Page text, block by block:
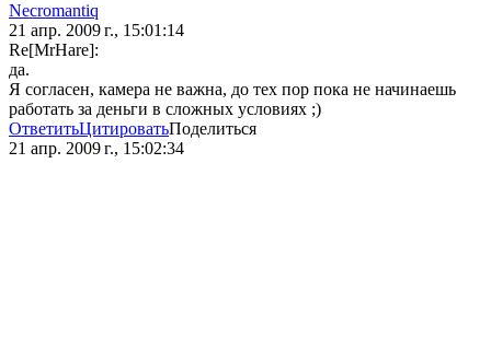
Necromantiq
21 апр. 2009 г., 15:01:14
Re[MrHare]:
да.
Я согласен, камера не важна, до тех пор пока не начинаешь
работать за деньги в сложных условиях ;)
ОтветитьЦитироватьПоделиться
21 апр. 2009 г., 15:02:34